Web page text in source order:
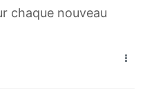
chaque nouveau